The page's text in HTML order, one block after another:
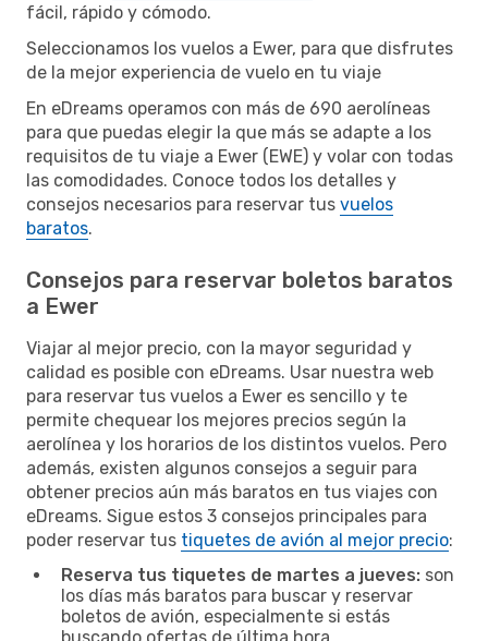
fácil, rápido y cómodo.
Seleccionamos los vuelos a Ewer, para que disfrutes
de la mejor experiencia de vuelo en tu viaje
En eDreams operamos con más de 690 aerolíneas
para que puedas elegir la que más se adapte a los
requisitos de tu viaje a Ewer (EWE) y volar con todas
las comodidades. Conoce todos los detalles y
consejos necesarios para reservar tus vuelos
baratos.
Consejos para reservar boletos baratos
a Ewer
Viajar al mejor precio, con la mayor seguridad y
calidad es posible con eDreams. Usar nuestra web
para reservar tus vuelos a Ewer es sencillo y te
permite chequear los mejores precios según la
aerolínea y los horarios de los distintos vuelos. Pero
además, existen algunos consejos a seguir para
obtener precios aún más baratos en tus viajes con
eDreams. Sigue estos 3 consejos principales para
poder reservar tus tiquetes de avión al mejor precio:
Reserva tus tiquetes de martes a jueves: son
los días más baratos para buscar y reservar
boletos de avión, especialmente si estás